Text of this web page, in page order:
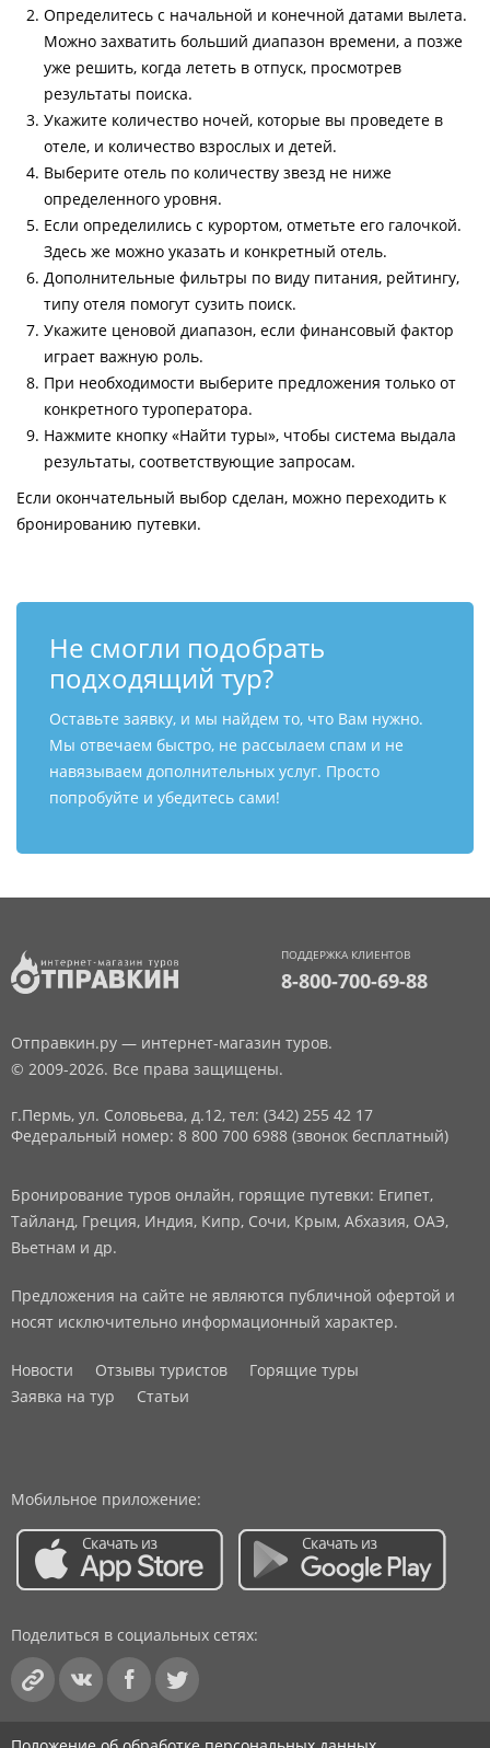
Определитесь с начальной и конечной датами вылета.
Можно захватить больший диапазон времени, а позже
уже решить, когда лететь в отпуск, просмотрев
результаты поиска.
Укажите количество ночей, которые вы проведете в
отеле, и количество взрослых и детей.
Выберите отель по количеству звезд не ниже
определенного уровня.
Если определились с курортом, отметьте его галочкой.
Здесь же можно указать и конкретный отель.
Дополнительные фильтры по виду питания, рейтингу,
типу отеля помогут сузить поиск.
Укажите ценовой диапазон, если финансовый фактор
играет важную роль.
При необходимости выберите предложения только от
конкретного туроператора.
Нажмите кнопку «Найти туры», чтобы система выдала
результаты, соответствующие запросам.
Если окончательный выбор сделан, можно переходить к
бронированию путевки.
Не смогли подобрать
подходящий тур?
Оставьте заявку, и мы найдем то, что Вам нужно.
Мы отвечаем быстро, не рассылаем спам и не
навязываем дополнительных услуг. Просто
попробуйте и убедитесь сами!
ПОДДЕРЖКА КЛИЕНТОВ
8-800-700-69-88
Отправкин.ру — интернет-магазин туров.
© 2009-2026. Все права защищены.
г.Пермь, ул. Соловьева, д.12, тел: (342) 255 42 17
Федеральный номер: 8 800 700 6988 (звонок бесплатный)
Бронирование туров онлайн, горящие путевки: Египет,
Тайланд, Греция, Индия, Кипр, Сочи, Крым, Абхазия, ОАЭ,
Вьетнам и др.
Предложения на сайте не являются публичной офертой и
носят исключительно информационный характер.
Новости Отзывы туристов
Горящие туры
Заявка на тур
Статьи
Мобильное приложение:
Поделиться в социальных сетях: